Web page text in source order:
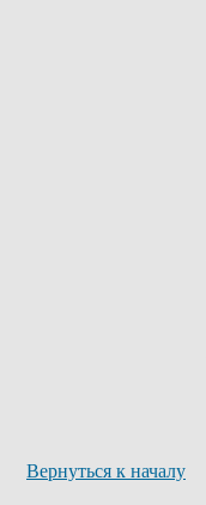
Вернуться к началу